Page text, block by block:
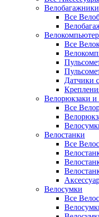
Все
Все
Датчики
Велорюкзаки и
Все
Велостанки
Все
Велосумки
Все